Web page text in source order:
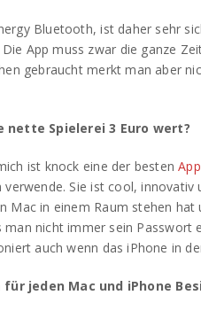
Bluetooth, ist daher sehr
App muss zwar die ganze
gebraucht merkt man aber
nette Spielerei 3 Euro wert?
ist knock eine der besten
Sie ist cool, innovativ
Mac in einem Raum stehen
nicht immer sein Passwort
auch wenn das iPhone in
jeden Mac und iPhone